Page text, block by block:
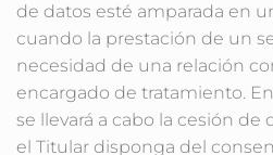
de datos esté amparada en
cuando la prestación de un
necesidad de una relación
encargado de tratamiento.
se llevará a cabo la cesión
el Titular disponga del